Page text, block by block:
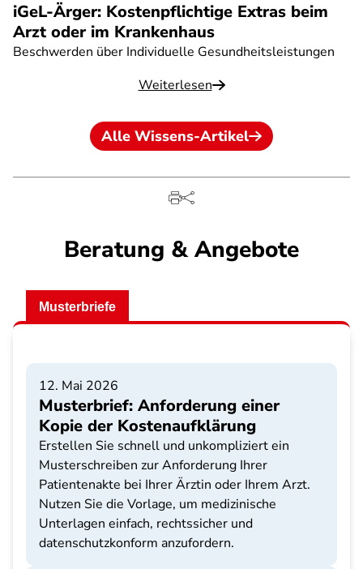
iGeL-Ärger: Kostenpflichtige Extras beim
Arzt oder im Krankenhaus
Beschwerden über Individuelle Gesundheitsleistungen
Weiterlesen
Alle Wissens-Artikel
Beratung & Angebote
Musterbriefe
12. Mai 2026
Musterbrief: Anforderung einer
Kopie der Kostenaufklärung
Erstellen Sie schnell und unkompliziert ein
Musterschreiben zur Anforderung Ihrer
Patientenakte bei Ihrer Ärztin oder Ihrem Arzt.
Nutzen Sie die Vorlage, um medizinische
Unterlagen einfach, rechtssicher und
datenschutzkonform anzufordern.